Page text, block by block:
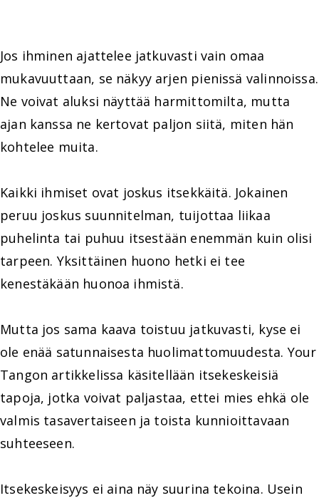
Jos ihminen ajattelee jatkuvasti vain omaa
mukavuuttaan, se näkyy arjen pienissä valinnoissa.
Ne voivat aluksi näyttää harmittomilta, mutta
ajan kanssa ne kertovat paljon siitä, miten hän
kohtelee muita.
Kaikki ihmiset ovat joskus itsekkäitä. Jokainen
peruu joskus suunnitelman, tuijottaa liikaa
puhelinta tai puhuu itsestään enemmän kuin olisi
tarpeen. Yksittäinen huono hetki ei tee
kenestäkään huonoa ihmistä.
Mutta jos sama kaava toistuu jatkuvasti, kyse ei
ole enää satunnaisesta huolimattomuudesta. Your
Tangon artikkelissa käsitellään itsekeskeisiä
tapoja, jotka voivat paljastaa, ettei mies ehkä ole
valmis tasavertaiseen ja toista kunnioittavaan
suhteeseen.
Itsekeskeisyys ei aina näy suurina tekoina. Usein